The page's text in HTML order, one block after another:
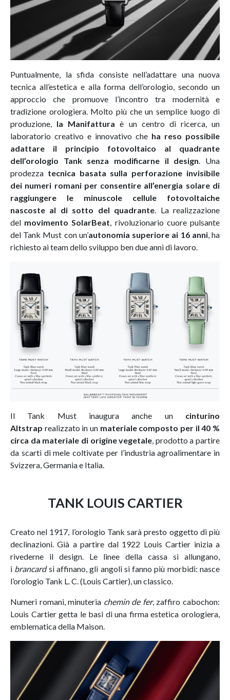
Puntualmente, la sfida consiste nell’adattare una nuova
tecnica all’estetica e alla forma dell’orologio, secondo un
approccio che promuove l’incontro tra modernità e
tradizione orologiera. Molto più che un semplice luogo di
produzione, la Manifattura è un centro di ricerca, un
laboratorio creativo e innovativo che ha reso possibile
adattare il principio fotovoltaico al quadrante
dell’orologio Tank senza modificarne il design. Una
prodezza tecnica basata sulla perforazione invisibile
dei numeri romani per consentire all’energia solare di
raggiungere le minuscole cellule fotovoltaiche
nascoste al di sotto del quadrante. La realizzazione
del movimento SolarBeat, rivoluzionario cuore pulsante
del Tank Must con un’autonomia superiore ai 16 anni, ha
richiesto ai team dello sviluppo ben due anni di lavoro.
Il Tank Must inaugura anche un cinturino
Altstrap realizzato in un materiale composto per il 40 %
circa da materiale di origine vegetale, prodotto a partire
da scarti di mele coltivate per l’industria agroalimentare in
Svizzera, Germania e Italia.
TANK LOUIS CARTIER
Creato nel 1917, l’orologio Tank sarà presto oggetto di più
declinazioni. Già a partire dal 1922 Louis Cartier inizia a
rivederne il design. Le linee della cassa si allungano,
i brancardsi affinano, gli angoli si fanno più morbidi: nasce
l’orologio Tank L. C. (Louis Cartier), un classico.
Numeri romani, minuteria chemin de fer, zaffiro cabochon:
Louis Cartier getta le basi di una firma estetica orologiera,
emblematica della Maison.